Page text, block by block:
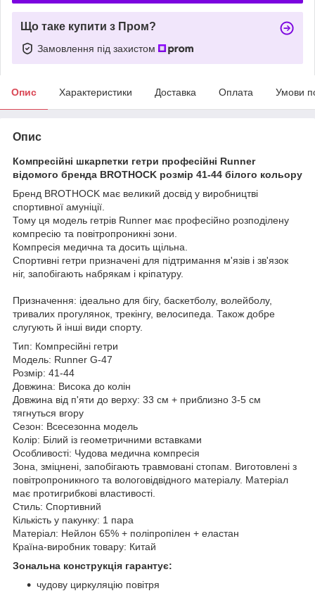
Що таке купити з Пром?
Замовлення під захистом
Опис Характеристики Доставка Оплата Умови
Опис
Компресійні шкарпетки гетри професійні Runner
відомого бренда BROTHOCK розмір 41-44 білого кольору
Бренд BROTHOCK має великий досвід у виробництві
спортивної амуніції.
Тому ця модель гетрів Runner має професійно розподілену
компресію та повітропроникні зони.
Компресія медична та досить щільна.
Спортивні гетри призначені для підтримання м'язів і зв'язок
ніг, запобігають набрякам і кріпатуру.
Призначення: ідеально для бігу, баскетболу, волейболу,
тривалих прогулянок, трекінгу, велосипеда. Також добре
слугують й інші види спорту.
Тип: Компресійні гетри
Модель: Runner G-47
Розмір: 41-44
Довжина: Висока до колін
Довжина від п'яти до верху: 33 см + приблизно 3-5 см
тягнуться вгору
Сезон: Всесезонна модель
Колір: Білий із геометричними вставками
Особливості: Чудова медична компресія
Зона, зміцнені, запобігають травмовані стопам. Виготовлені з
повітропроникного та вологовідвідного матеріалу. Матеріал
має протигрибкові властивості.
Стиль: Спортивний
Кількість у пакунку: 1 пара
Матеріал: Нейлон 65% + поліпропілен + еластан
Країна-виробник товару: Китай
Зональна конструкція гарантує:
чудову циркуляцію повітря